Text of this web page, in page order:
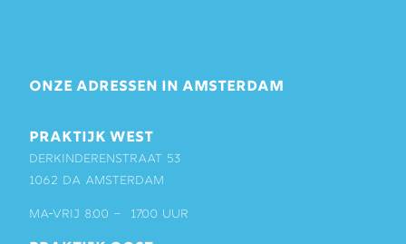
ONZE ADRESSEN IN AMSTERDAM
PRAKTIJK WEST
Derkinderenstraat 53
1062 DA Amsterdam
ma-vrij 8:00 – 17:00 uur